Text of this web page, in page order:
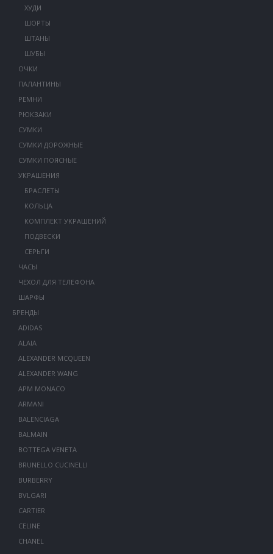
ХУДИ
ШОРТЫ
ШТАНЫ
ШУБЫ
ОЧКИ
ПАЛАНТИНЫ
РЕМНИ
РЮКЗАКИ
СУМКИ
СУМКИ ДОРОЖНЫЕ
СУМКИ ПОЯСНЫЕ
УКРАШЕНИЯ
БРАСЛЕТЫ
КОЛЬЦА
КОМПЛЕКТ УКРАШЕНИЙ
ПОДВЕСКИ
СЕРЬГИ
ЧАСЫ
ЧЕХОЛ ДЛЯ ТЕЛЕФОНА
ШАРФЫ
БРЕНДЫ
ADIDAS
ALAIA
ALEXANDER MCQUEEN
ALEXANDER WANG
APM MONACO
ARMANI
BALENCIAGA
BALMAIN
BOTTEGA VENETA
BRUNELLO CUCINELLI
BURBERRY
BVLGARI
CARTIER
CELINE
CHANEL